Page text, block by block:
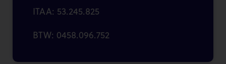
ITAA: 53.245.825
BTW: 0458.096.752